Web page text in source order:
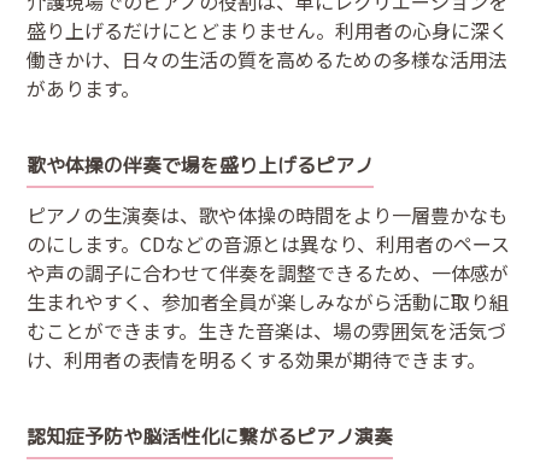
盛り上げるだけにとどまりません。利用者の心身に深く
働きかけ、日々の生活の質を高めるための多様な活用法
があります。
歌や体操の伴奏で場を盛り上げるピアノ
ピアノの生演奏は、歌や体操の時間をより一層豊かなも
のにします。CDなどの音源とは異なり、利用者のペース
や声の調子に合わせて伴奏を調整できるため、一体感が
生まれやすく、参加者全員が楽しみながら活動に取り組
むことができます。生きた音楽は、場の雰囲気を活気づ
け、利用者の表情を明るくする効果が期待できます。
認知症予防や脳活性化に繋がるピアノ演奏